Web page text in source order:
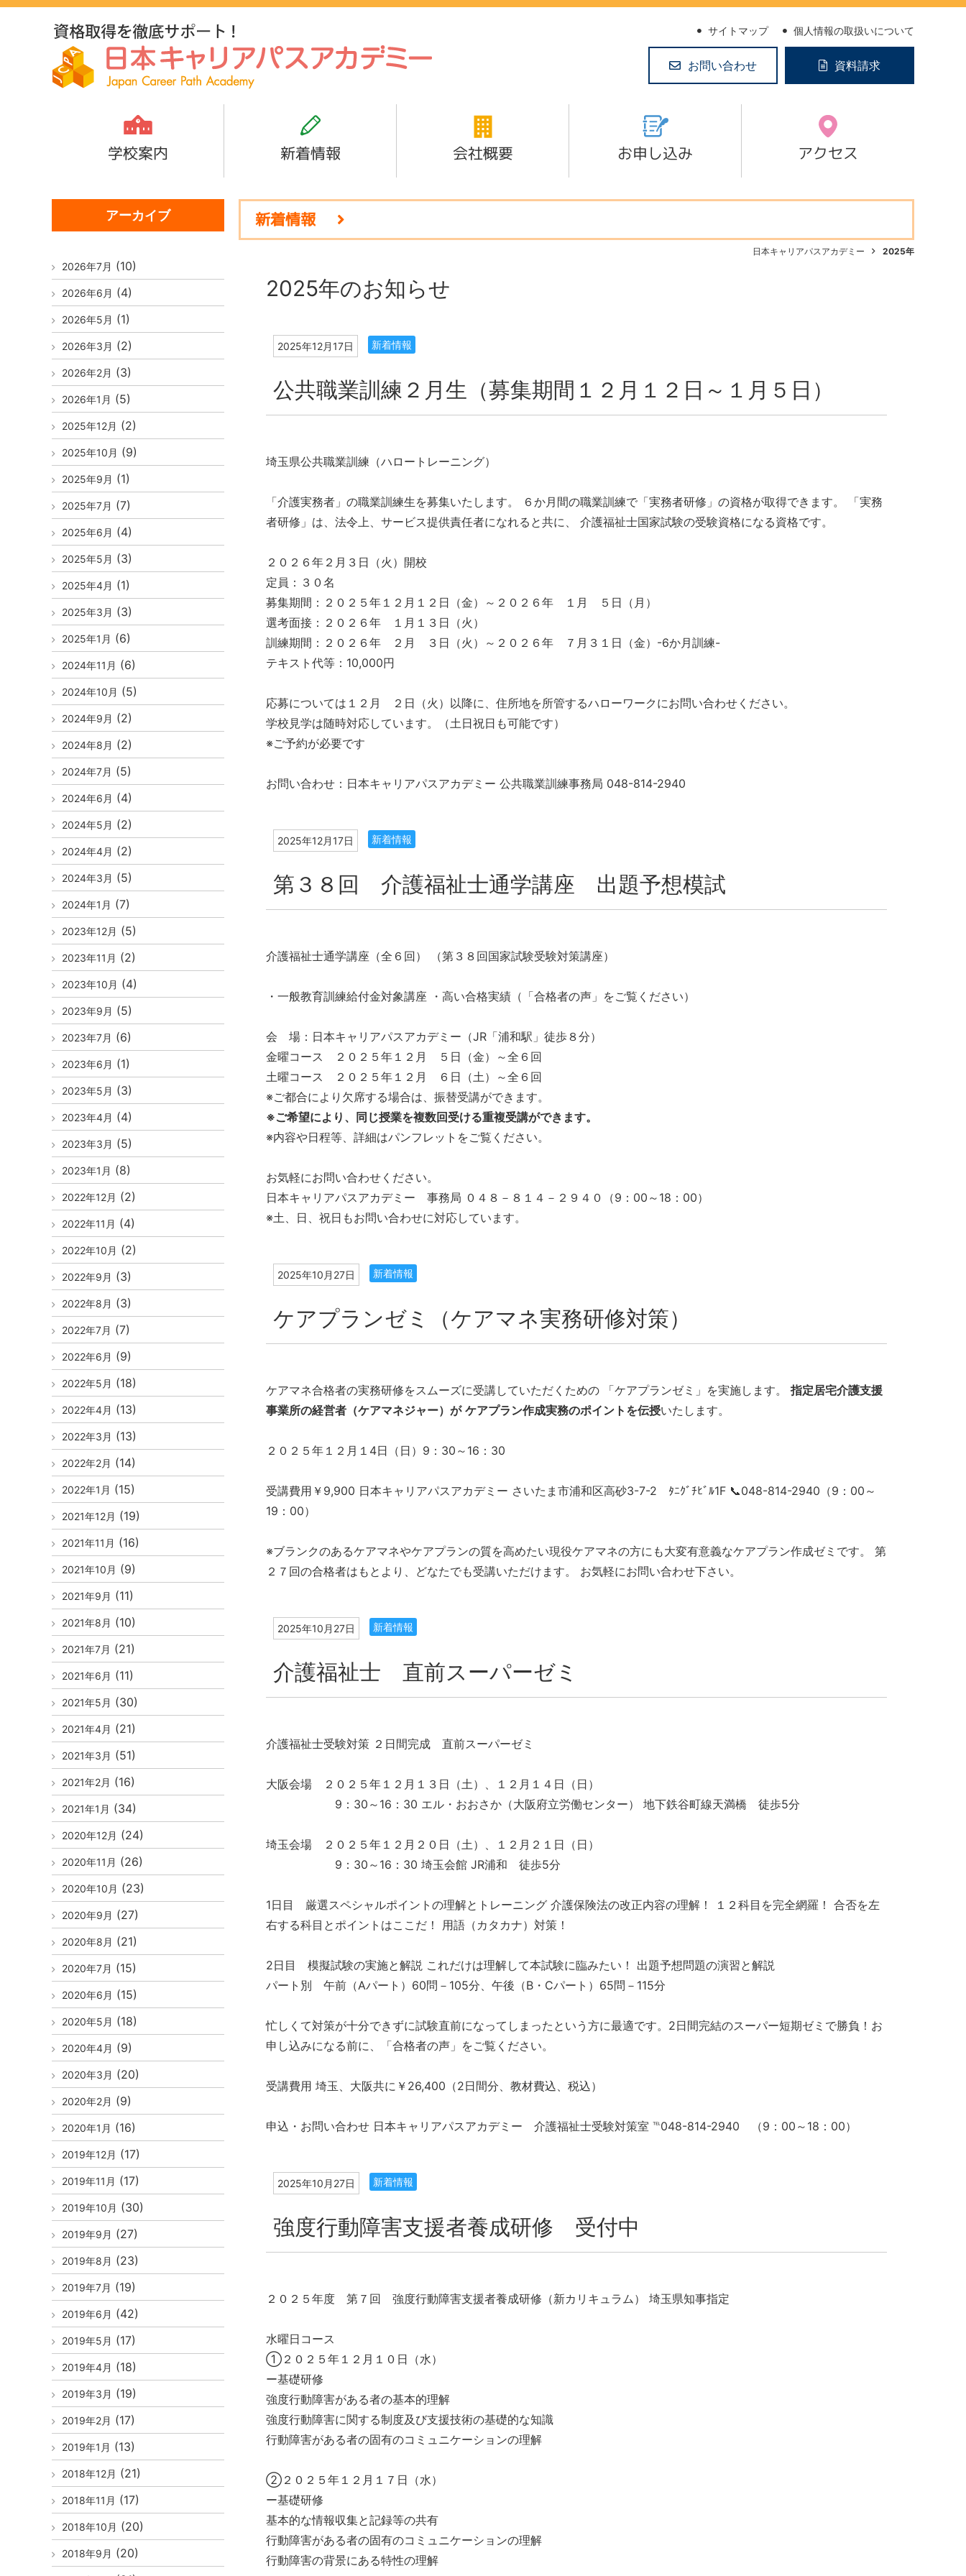
サイトマップ 個人情報の取扱いについて
お問い合わせ 資料請求
学校案内 新着情報 会社概要 お申し込み アクセス
新着情報
日本キャリアパスアカデミー 2025年
2025年のお知らせ
2025年12月17日 新着情報
公共職業訓練２月生（募集期間１２月１２日～１月５日）
埼玉県公共職業訓練（ハロートレーニング）
「介護実務者」の職業訓練生を募集いたします。 ６か月間の職業訓練で「実務者研修」の資格が取得できます。 「実務
者研修」は、法令上、サービス提供責任者になれると共に、 介護福祉士国家試験の受験資格になる資格です。
２０２６年２月３日（火）開校
定員：３０名
募集期間：２０２５年１２月１２日（金）～２０２６年 １月 ５日（月）
選考面接：２０２６年 １月１３日（火）
訓練期間：２０２６年 ２月 ３日（火）～２０２６年 ７月３１日（金）-6か月訓練-
テキスト代等：10,000円
応募については１２月 ２日（火）以降に、住所地を所管するハローワークにお問い合わせください。
学校見学は随時対応しています。（土日祝日も可能です）
※ご予約が必要です
お問い合わせ：日本キャリアパスアカデミー 公共職業訓練事務局 048-814-2940
2025年12月17日 新着情報
第３８回 介護福祉士通学講座 出題予想模試
介護福祉士通学講座（全６回） （第３８回国家試験受験対策講座）
・一般教育訓練給付金対象講座 ・高い合格実績（「合格者の声」をご覧ください）
会 場：日本キャリアパスアカデミー（JR「浦和駅」徒歩８分）
金曜コース ２０２５年１２月 ５日（金）～全６回
土曜コース ２０２５年１２月 ６日（土）～全６回
※ご都合により欠席する場合は、振替受講ができます。
※ご希望により、同じ授業を複数回受ける重複受講ができます。
※内容や日程等、詳細はパンフレットをご覧ください。
お気軽にお問い合わせください。
日本キャリアパスアカデミー 事務局 ０４８－８１４－２９４０（9：00～18：00）
※土、日、祝日もお問い合わせに対応しています。
2025年10月27日 新着情報
ケアプランゼミ（ケアマネ実務研修対策）
ケアマネ合格者の実務研修をスムーズに受講していただくための 「ケアプランゼミ」を実施します。 指定居宅介護支援
事業所の経営者（ケアマネジャー）が ケアプラン作成実務のポイントを伝授いたします。
２０２５年１２月１4日（日）9：30～16：30
受講費用￥9,900 日本キャリアパスアカデミー さいたま市浦和区高砂3-7-2 ﾀﾆｸﾞﾁﾋﾞﾙ1F 📞048-814-2940（9：00～
19：00）
※ブランクのあるケアマネやケアプランの質を高めたい現役ケアマネの方にも大変有意義なケアプラン作成ゼミです。 第
２７回の合格者はもとより、どなたでも受講いただけます。 お気軽にお問い合わせ下さい。
2025年10月27日 新着情報
介護福祉士 直前スーパーゼミ
介護福祉士受験対策 ２日間完成 直前スーパーゼミ
大阪会場 ２０２５年１２月１３日（土）、１２月１４日（日）
9：30～16：30 エル・おおさか（大阪府立労働センター） 地下鉄谷町線天満橋 徒歩5分
埼玉会場 ２０２５年１２月２０日（土）、１２月２１日（日）
9：30～16：30 埼玉会館 JR浦和 徒歩5分
1日目 厳選スペシャルポイントの理解とトレーニング 介護保険法の改正内容の理解！ １２科目を完全網羅！ 合否を左
右する科目とポイントはここだ！ 用語（カタカナ）対策！
2日目 模擬試験の実施と解説 これだけは理解して本試験に臨みたい！ 出題予想問題の演習と解説
パート別 午前（Aパート）60問－105分、午後（B・Cパート）65問－115分
忙しくて対策が十分できずに試験直前になってしまったという方に最適です。2日間完結のスーパー短期ゼミで勝負！お
申し込みになる前に、「合格者の声」をご覧ください。
受講費用 埼玉、大阪共に￥26,400（2日間分、教材費込、税込）
申込・お問い合わせ 日本キャリアパスアカデミー 介護福祉士受験対策室 ℡048-814-2940 （9：00～18：00）
2025年10月27日 新着情報
強度行動障害支援者養成研修 受付中
２０２５年度 第７回 強度行動障害支援者養成研修（新カリキュラム） 埼玉県知事指定
水曜日コース
①２０２５年１２月１０日（水）
ー基礎研修
強度行動障害がある者の基本的理解
強度行動障害に関する制度及び支援技術の基礎的な知識
行動障害がある者の固有のコミュニケーションの理解
②２０２５年１２月１７日（水）
ー基礎研修
基本的な情報収集と記録等の共有
行動障害がある者の固有のコミュニケーションの理解
行動障害の背景にある特性の理解
アーカイブ
2026年7月 (10)
2026年6月 (4)
2026年5月 (1)
2026年3月 (2)
2026年2月 (3)
2026年1月 (5)
2025年12月 (2)
2025年10月 (9)
2025年9月 (1)
2025年7月 (7)
2025年6月 (4)
2025年5月 (3)
2025年4月 (1)
2025年3月 (3)
2025年1月 (6)
2024年11月 (6)
2024年10月 (5)
2024年9月 (2)
2024年8月 (2)
2024年7月 (5)
2024年6月 (4)
2024年5月 (2)
2024年4月 (2)
2024年3月 (5)
2024年1月 (7)
2023年12月 (5)
2023年11月 (2)
2023年10月 (4)
2023年9月 (5)
2023年7月 (6)
2023年6月 (1)
2023年5月 (3)
2023年4月 (4)
2023年3月 (5)
2023年1月 (8)
2022年12月 (2)
2022年11月 (4)
2022年10月 (2)
2022年9月 (3)
2022年8月 (3)
2022年7月 (7)
2022年6月 (9)
2022年5月 (18)
2022年4月 (13)
2022年3月 (13)
2022年2月 (14)
2022年1月 (15)
2021年12月 (19)
2021年11月 (16)
2021年10月 (9)
2021年9月 (11)
2021年8月 (10)
2021年7月 (21)
2021年6月 (11)
2021年5月 (30)
2021年4月 (21)
2021年3月 (51)
2021年2月 (16)
2021年1月 (34)
2020年12月 (24)
2020年11月 (26)
2020年10月 (23)
2020年9月 (27)
2020年8月 (21)
2020年7月 (15)
2020年6月 (15)
2020年5月 (18)
2020年4月 (9)
2020年3月 (20)
2020年2月 (9)
2020年1月 (16)
2019年12月 (17)
2019年11月 (17)
2019年10月 (30)
2019年9月 (27)
2019年8月 (23)
2019年7月 (19)
2019年6月 (42)
2019年5月 (17)
2019年4月 (18)
2019年3月 (19)
2019年2月 (17)
2019年1月 (13)
2018年12月 (21)
2018年11月 (17)
2018年10月 (20)
2018年9月 (20)